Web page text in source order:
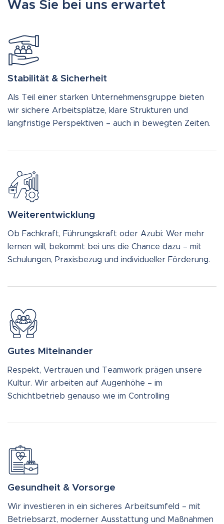
Was Sie bei uns erwartet
Stabilität & Sicherheit
Als Teil einer starken Unternehmensgruppe bieten
wir sichere Arbeitsplätze, klare Strukturen und
langfristige Perspektiven – auch in bewegten Zeiten.
Weiterentwicklung
Ob Fachkraft, Führungskraft oder Azubi: Wer mehr
lernen will, bekommt bei uns die Chance dazu – mit
Schulungen, Praxisbezug und individueller Förderung.
Gutes Miteinander
Respekt, Vertrauen und Teamwork prägen unsere
Kultur. Wir arbeiten auf Augenhöhe – im
Schichtbetrieb genauso wie im Controlling
Gesundheit & Vorsorge
Wir investieren in ein sicheres Arbeitsumfeld – mit
Betriebsarzt, moderner Ausstattung und Maßnahmen